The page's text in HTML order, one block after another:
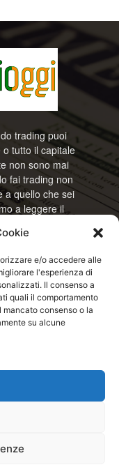
e/o accedere alle
l'esperienza di
Il consenso a
quali il comportamento
consenso o la
su alcune
trading puoi
tutto il capitale
non sono mai
fai trading non
a quello che sei
a leggere il
di consulenza
delle
ad accedere o
disponibile
e condizioni
Disclaimer, Cookie e